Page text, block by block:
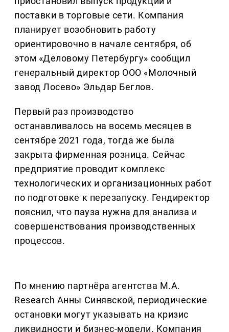
поставки в торговые сети. Компания
планирует возобновить работу
ориентировочно в начале сентября, об
этом «Деловому Петербургу» сообщил
генеральный директор ООО «Молочный
завод Лосево» Эльдар Беглов.
Первый раз производство
останавливалось на восемь месяцев в
сентябре 2021 года, тогда же была
закрыта фирменная розница. Сейчас
предприятие проводит комплекс
технологических и организационных работ
по подготовке к перезапуску. Гендиректор
пояснил, что пауза нужна для анализа и
совершенствования производственных
процессов.
По мнению партнёра агентства M.A.
Research Анны Синявской, периодические
остановки могут указывать на кризис
ликвидности и бизнес-модели. Компания